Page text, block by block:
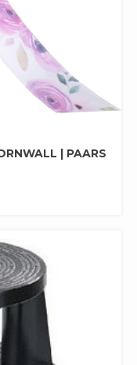
| PAARS